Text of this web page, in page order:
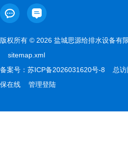
版权所有 © 2026 盐城思源给排水设备有
sitemap.xml
备案号： 苏ICP备2026031620号-8 总访
保在线
管理登陆